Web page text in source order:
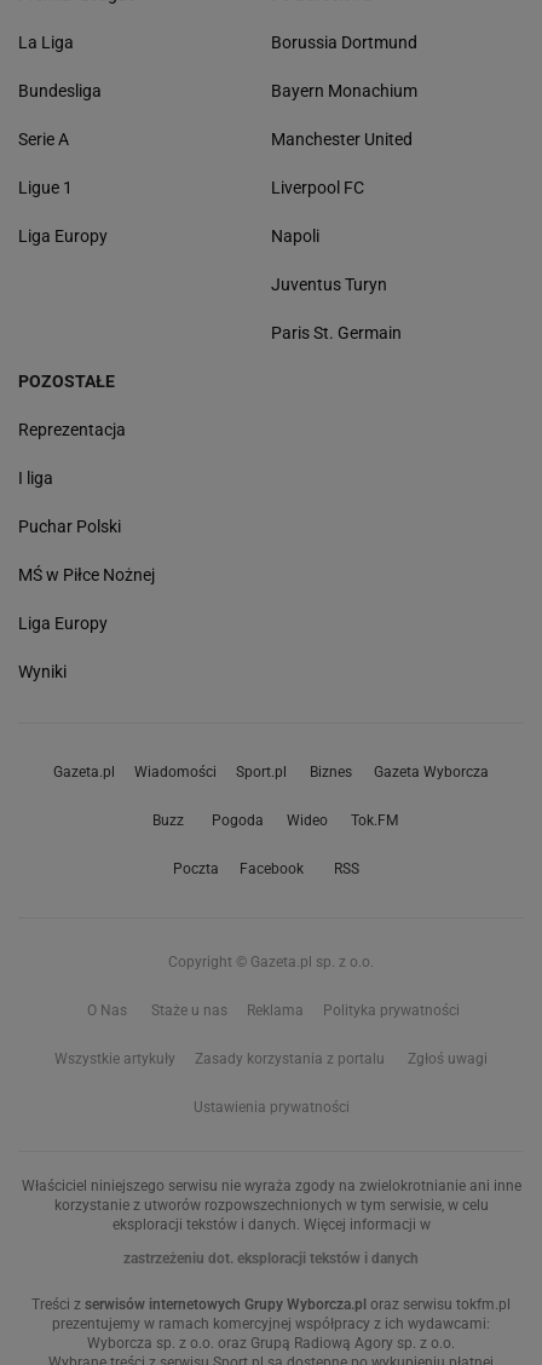
La Liga
Bundesliga
Serie A
Ligue 1
Liga Europy
Borussia Dortmund
Bayern Monachium
Manchester United
Liverpool FC
Napoli
Juventus Turyn
Paris St. Germain
POZOSTAŁE
Reprezentacja
I liga
Puchar Polski
MŚ w Piłce Nożnej
Liga Europy
Wyniki
Gazeta.pl Wiadomości Sport.pl Biznes Gazeta Wyborcza
Buzz Pogoda Wideo Tok.FM
Poczta Facebook RSS
Copyright © Gazeta.pl sp. z o.o.
O Nas Staże u nas Reklama Polityka prywatności
Wszystkie artykuły Zasady korzystania z portalu Zgłoś uwagi
Ustawienia prywatności
Właściciel niniejszego serwisu nie wyraża zgody na zwielokrotnianie ani inne
korzystanie z utworów rozpowszechnionych w tym serwisie, w celu
eksploracji tekstów i danych. Więcej informacji w
zastrzeżeniu dot. eksploracji tekstów i danych
Treści z serwisów internetowych Grupy Wyborcza.pl oraz serwisu tokfm.pl
prezentujemy w ramach komercyjnej współpracy z ich wydawcami:
Wyborcza sp. z o.o. oraz Grupą Radiową Agory sp. z o.o.